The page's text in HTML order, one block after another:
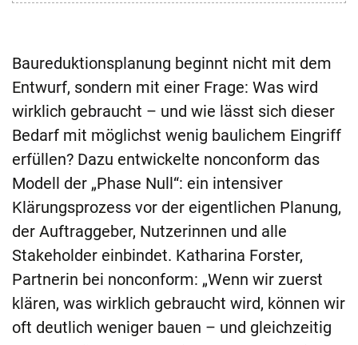
Baureduktionsplanung beginnt nicht mit dem
Entwurf, sondern mit einer Frage: Was wird
wirklich gebraucht – und wie lässt sich dieser
Bedarf mit möglichst wenig baulichem Eingriff
erfüllen? Dazu entwickelte nonconform das
Modell der „Phase Null“: ein intensiver
Klärungsprozess vor der eigentlichen Planung,
der Auftraggeber, Nutzerinnen und alle
Stakeholder einbindet. Katharina Forster,
Partnerin bei nonconform: „Wenn wir zuerst
klären, was wirklich gebraucht wird, können wir
oft deutlich weniger bauen – und gleichzeitig